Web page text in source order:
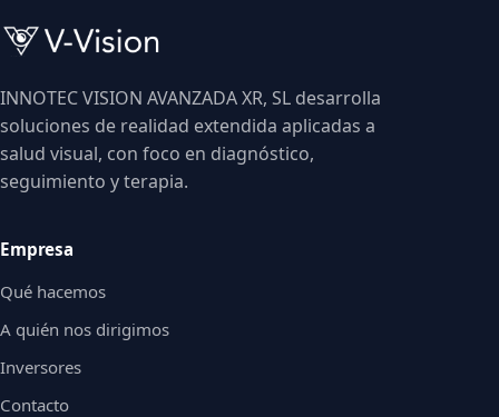
INNOTEC VISION AVANZADA XR, SL desarrolla
soluciones de realidad extendida aplicadas a
salud visual, con foco en diagnóstico,
seguimiento y terapia.
Empresa
Qué hacemos
A quién nos dirigimos
Inversores
Contacto